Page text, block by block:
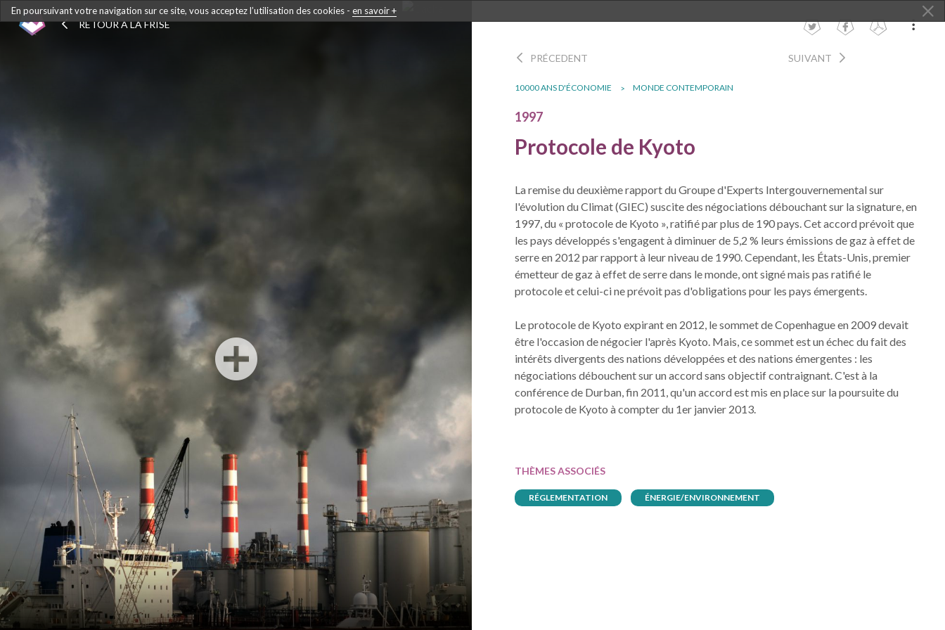
RETOUR À LA FRISE
PRÉCEDENT SUIVANT
10000 ANS D'ÉCONOMIE MONDE CONTEMPORAIN
1997
Protocole de Kyoto
La remise du deuxième rapport du Groupe d'Experts Intergouvernemental sur
l'évolution du Climat (GIEC) suscite des négociations débouchant sur la signature, en
1997, du « protocole de Kyoto », ratifié par plus de 190 pays. Cet accord prévoit que
les pays développés s'engagent à diminuer de 5,2 % leurs émissions de gaz à effet de
serre en 2012 par rapport à leur niveau de 1990. Cependant, les États-Unis, premier
émetteur de gaz à effet de serre dans le monde, ont signé mais pas ratifié le
protocole et celui-ci ne prévoit pas d'obligations pour les pays émergents.
Le protocole de Kyoto expirant en 2012, le sommet de Copenhague en 2009 devait
être l'occasion de négocier l'après Kyoto. Mais, ce sommet est un échec du fait des
intérêts divergents des nations développées et des nations émergentes : les
négociations débouchent sur un accord sans objectif contraignant. C'est à la
conférence de Durban, fin 2011, qu'un accord est mis en place sur la poursuite du
protocole de Kyoto à compter du 1er janvier 2013.
THÈMES ASSOCIÉS
RÉGLEMENTATION ÉNERGIE/ENVIRONNEMENT
En poursuivant votre navigation sur ce site, vous acceptez l’utilisation des cookies - en savoir +